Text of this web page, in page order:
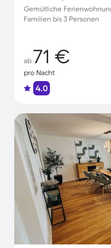
Gemütliche
Familien bis 3 Personen
ab 71 €
pro Nacht
4.0